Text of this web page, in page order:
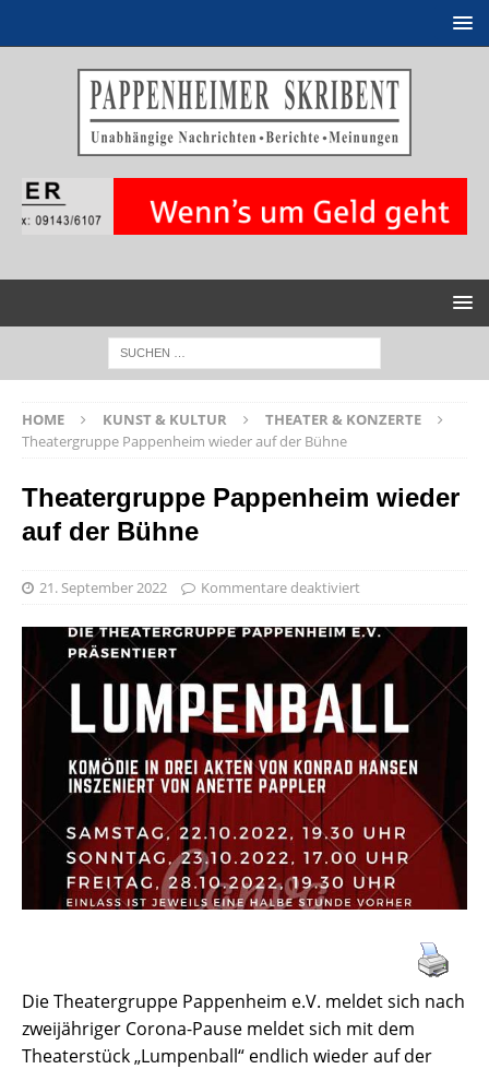
HOME KUNST & KULTUR
THEATER & KONZERTE
Theatergruppe Pappenheim wieder auf der Bühne
Theatergruppe Pappenheim wieder
auf der Bühne
21. September 2022 Kommentare deaktiviert
Die Theatergruppe Pappenheim e.V. meldet sich nach
zweijähriger Corona-Pause meldet sich mit dem
Theaterstück „Lumpenball“ endlich wieder auf der